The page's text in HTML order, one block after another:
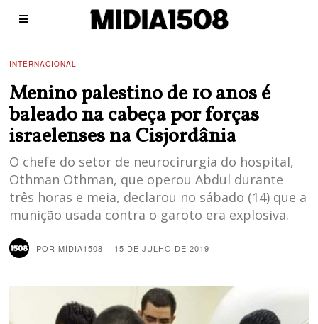
INTERNACIONAL
Menino palestino de 10 anos é
baleado na cabeça por forças
israelenses na Cisjordânia
O chefe do setor de neurocirurgia do hospital,
Othman Othman, que operou Abdul durante
três horas e meia, declarou no sábado (14) que a
munição usada contra o garoto era explosiva.
PORMÍDIA1508 15 DE JULHO DE 2019